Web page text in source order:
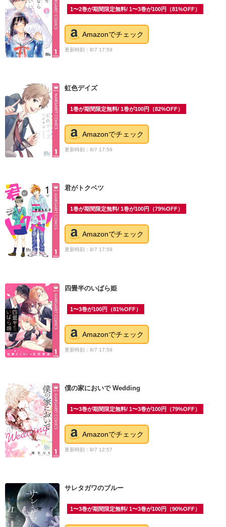
1〜2巻が期間限定無料/ 1〜3巻が100円（81%OFF）
Amazonでチェック
更新時刻：8/7 17:59
虹色デイズ
1巻が期間限定無料/ 1巻が100円（82%OFF）
Amazonでチェック
更新時刻：8/7 17:59
君がトクベツ
1巻が期間限定無料/ 1巻が100円（79%OFF）
Amazonでチェック
更新時刻：8/7 17:59
四畳半のいばら姫
1〜3巻が100円（81%OFF）
Amazonでチェック
更新時刻：8/7 17:59
僕の家においで Wedding
1〜3巻が期間限定無料/ 1〜3巻が100円（79%OFF）
Amazonでチェック
更新時刻：8/7 12:57
サレタガワのブルー
1〜3巻が期間限定無料/ 1〜3巻が100円（90%OFF）